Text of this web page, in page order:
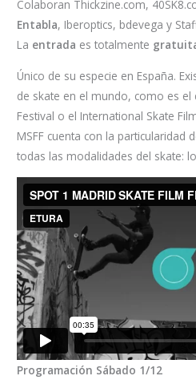
Colaboran Thickzine.com,
Entabla, Iberoptics, bdevega y
La entrada es totalmente
Único de su especie en España.
de skate en el mundo, como es el
Festival o el International Skate
MSFF cuenta con la particularidad
todas las modalidades del skate:
Programación Sábado 1/12